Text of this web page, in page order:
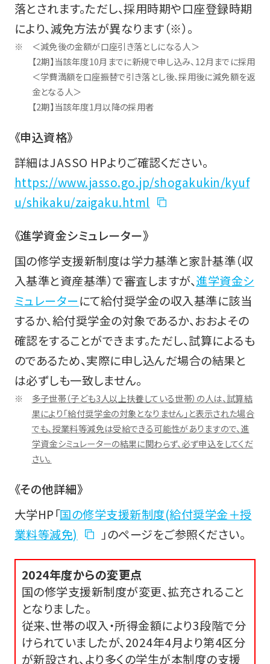
落とされます。ただし、採用時期や口座登録時期
により、減免方法が異なります（※）。
＜減免後の金額が口座引き落としになる人＞
【2期】当該年度10月までに新規で申し込み、12月までに採用
＜学費満額を口座振替で引き落とし後、採用後に減免額を返
金となる人＞
【2期】当該年度1月以降の採用者
《申込資格》
詳細はJASSO HPよりご確認ください。
https://www.jasso.go.jp/shogakukin/kyuf
u/shikaku/zaigaku.html
《進学資金シミュレーター》
国の修学支援新制度は学力基準と家計基準（収
入基準と資産基準）で審査しますが、進学資金シ
ミュレーターにて給付奨学金の収入基準に該当
するか、給付奨学金の対象であるか、おおよその
確認をすることができます。ただし、試算によるも
のであるため、実際に申し込んだ場合の結果と
は必ずしも一致しません。
多子世帯（子ども3人以上扶養している世帯）の人は、試算結
果により「給付奨学金の対象となりません」と表示された場合
でも、授業料等減免は受給できる可能性がありますので、進
学資金シミュレーターの結果に関わらず、必ず申込をしてくだ
さい。
《その他詳細》
大学HP「国の修学支援新制度(給付奨学金＋授
業料等減免)
」のページをご参照ください。
2024年度からの変更点
国の修学支援新制度が変更、拡充されること
となりました。
従来、世帯の収入・所得金額により3段階で分
けられていましたが、2024年4月より第4区分
が新設され、より多くの学生が本制度の支援